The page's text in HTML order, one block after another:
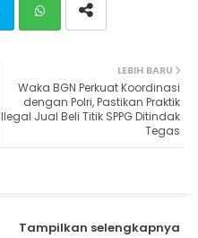
ats
LEBIH BARU
Waka BGN Perkuat Koordinasi
dengan Polri, Pastikan Praktik
Ilegal Jual Beli Titik SPPG Ditindak
Tegas
Tampilkan selengkapnya